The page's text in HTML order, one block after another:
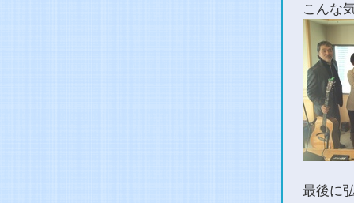
こんな
最後に